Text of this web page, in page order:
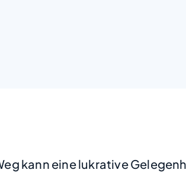
kann eine lukrative